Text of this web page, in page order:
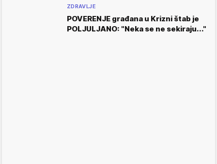
ZDRAVLJE
POVERENJE građana u Krizni štab je
POLJULJANO: "Neka se ne sekiraju..."